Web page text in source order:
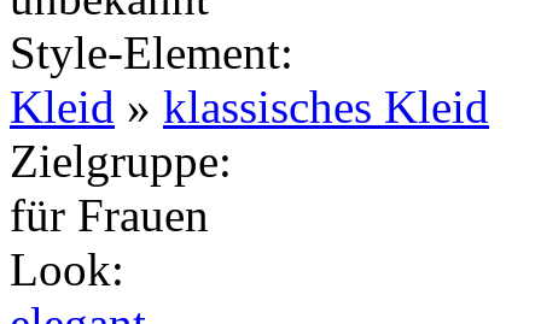
Style-Element:
Kleid » klassisches Kleid
Zielgruppe:
für Frauen
Look: